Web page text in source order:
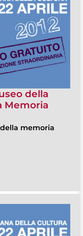
della
Memoria
memoria